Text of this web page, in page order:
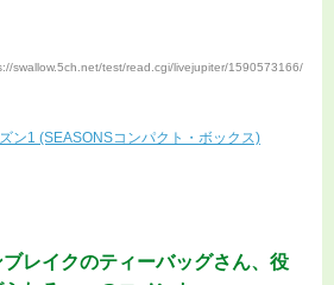
swallow.5ch.net/test/read.cgi/livejupiter/1590573166/
ン1 (SEASONSコンパクト・ボックス)
ブレイクのティーバッグさん、役